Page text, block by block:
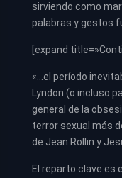
sirviendo como
palabras y gestos
[expand
«…el período
Lyndon (o incluso
general de la
terror sexual más
de Jean Rollin y
El reparto clave es